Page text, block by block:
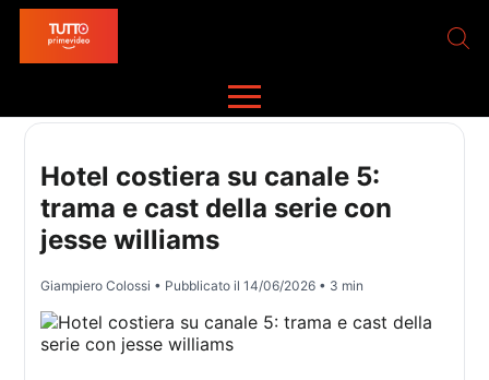
Hotel costiera su canale 5:
trama e cast della serie con
jesse williams
Giampiero Colossi • Pubblicato il14/06/2026 • 3 min